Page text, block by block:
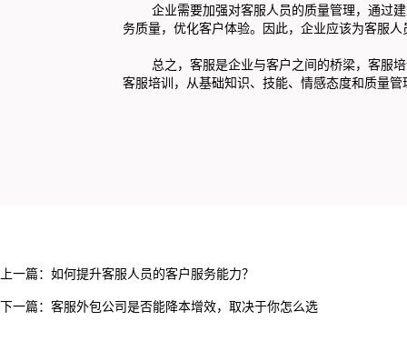
企业需要加强对客服人员的质量管理，通过建
务质量，优化客户体验。因此，企业应该为客服
总之，客服是企业与客户之间的桥梁，客服培
客服培训，从基础知识、技能、情感态度和质量
上一篇： 如何提升客服人员的客户服务能力？
下一篇： 客服外包公司是否能降本增效，取决于你怎么选